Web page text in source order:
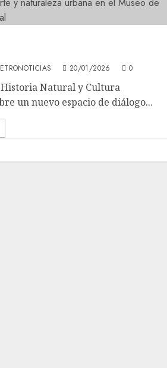
20/01/2026 0
Historia Natural y Cultura
un nuevo espacio de diálogo...